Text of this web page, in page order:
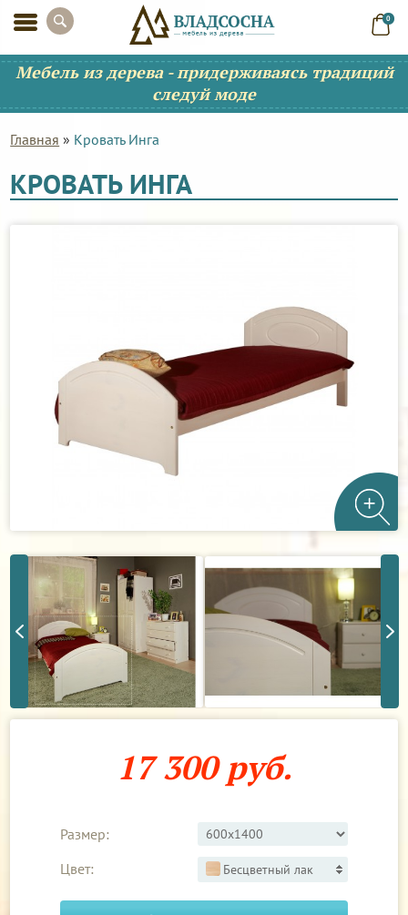
0
Мебель из дерева - придерживаясь традиций
следуй моде
Главная » Кровать Инга
КРОВАТЬ ИНГА
17 300 руб.
Размер:
Цвет:
Бесцветный лак